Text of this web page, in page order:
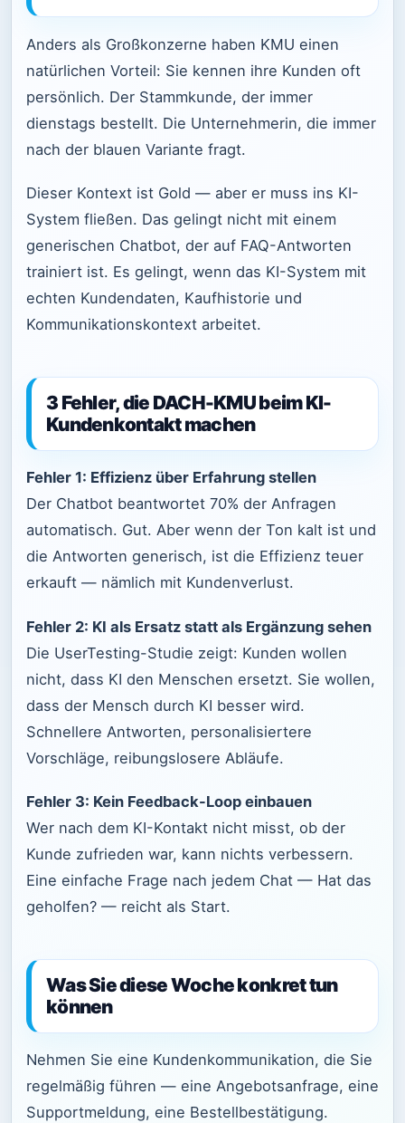
Anders als Großkonzerne haben KMU einen
natürlichen Vorteil: Sie kennen ihre Kunden oft
persönlich. Der Stammkunde, der immer
dienstags bestellt. Die Unternehmerin, die immer
nach der blauen Variante fragt.
Dieser Kontext ist Gold — aber er muss ins KI-
System fließen. Das gelingt nicht mit einem
generischen Chatbot, der auf FAQ-Antworten
trainiert ist. Es gelingt, wenn das KI-System mit
echten Kundendaten, Kaufhistorie und
Kommunikationskontext arbeitet.
3 Fehler, die DACH-KMU beim KI-
Kundenkontakt machen
Fehler 1: Effizienz über Erfahrung stellen
Der Chatbot beantwortet 70% der Anfragen
automatisch. Gut. Aber wenn der Ton kalt ist und
die Antworten generisch, ist die Effizienz teuer
erkauft — nämlich mit Kundenverlust.
Fehler 2: KI als Ersatz statt als Ergänzung sehen
Die UserTesting-Studie zeigt: Kunden wollen
nicht, dass KI den Menschen ersetzt. Sie wollen,
dass der Mensch durch KI besser wird.
Schnellere Antworten, personalisiertere
Vorschläge, reibungslosere Abläufe.
Fehler 3: Kein Feedback-Loop einbauen
Wer nach dem KI-Kontakt nicht misst, ob der
Kunde zufrieden war, kann nichts verbessern.
Eine einfache Frage nach jedem Chat — Hat das
geholfen? — reicht als Start.
Was Sie diese Woche konkret tun
können
Nehmen Sie eine Kundenkommunikation, die Sie
regelmäßig führen — eine Angebotsanfrage, eine
Supportmeldung, eine Bestellbestätigung.